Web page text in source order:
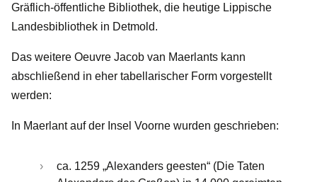
Gräflich-öffentliche Bibliothek, die heutige Lippische
Landesbibliothek in Detmold.
Das weitere Oeuvre Jacob van Maerlants kann
abschließend in eher tabellarischer Form vorgestellt
werden:
In Maerlant auf der Insel Voorne wurden geschrieben:
ca. 1259 „Alexanders geesten“ (Die Taten